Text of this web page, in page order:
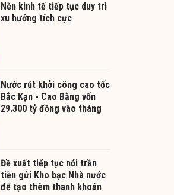
Nền kinh tế tiếp tục duy trì
xu hướng tích cực
Nước rút khởi công cao tốc
Bắc Kạn - Cao Bằng vốn
29.300 tỷ đồng vào tháng
Đề xuất tiếp tục nới trần
tiền gửi Kho bạc Nhà nước
để tạo thêm thanh khoản